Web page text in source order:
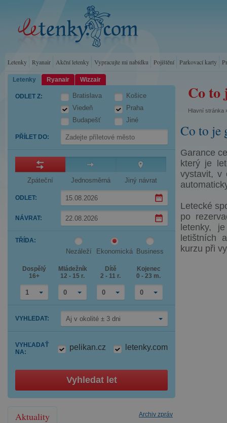
Letenky Ryanair Akční letenky Vypracujte mi nabídku Pojištění Parkovací karty
Letenky Ryanair Wizzair
ODLET Z:
Bratislava
Viedeň
Budapešť
Košice
Praha
Jiné
PŘÍLET DO:
Zpáteční Jednosměrná Jiný návrat
ODLET:
NÁVRAT:
the
down
the
calendar
and
select
a
date.
Press
the
question
to
keyboard
shortcuts
changing
dates.
down
arrow
to
interact
with
the
and
select
date.
Press
question
mark
to
get
the
keyboard
shortcuts
TŘÍDA:
Nezáleží Ekonomická Business
Dospělý
16+
1
Mládežník
12 - 15 r.
0
Dítě
2 - 11 r.
0
Kojenec
0 - 23 m.
0
VYHLEDAT: Aj v okolité ± 3 dni
VYHĽADAŤ
NA:
pelikan.cz letenky.com
Vyhledat let
Archiv zpráv
Aktuality
Co to
Hlavní stránka
Co to je
Garance
který je
vystavit, v
Letecké
po
letenky,
letištních
kurzu při